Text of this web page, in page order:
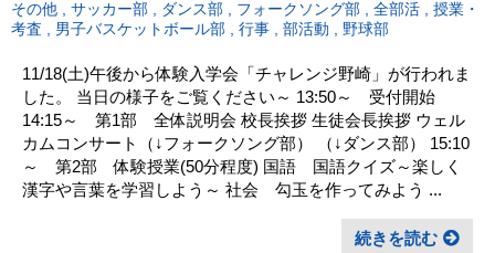
その他
サッカー部 ダンス部 フォークソング部 全部活
授業・
考査
男子バスケットボール部 行事 部活動 野球部
11/18(土)午後から体験入学会「チャレンジ野崎」が行われま
した。 当日の様子をご覧ください～ 13:50～ 受付開始
14:15～ 第1部 全体説明会 校長挨拶 生徒会長挨拶 ウェル
カムコンサート（↓フォークソング部） （↓ダンス部） 15:10
～ 第2部 体験授業(50分程度) 国語 国語クイズ～楽しく
漢字や言葉を学習しよう～ 社会 勾玉を作ってみよう ...
続きを読む